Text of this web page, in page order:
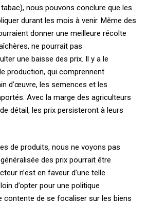
nous pouvons conclure que les
durant les mois à venir. Même des
donner une meilleure récolte
ne pourrait pas
une baisse des prix. Il y a le
production, qui comprennent
d’œuvre, les semences et les
Avec la marge des agriculteurs
détail, les prix persisteront à leurs
de produits, nous ne voyons pas
des prix pourrait être
n’est en faveur d’une telle
d’opter pour une politique
contente de se focaliser sur les biens